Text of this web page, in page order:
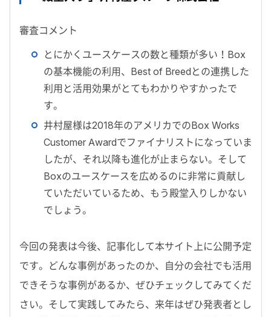
審査コメント
とにかくユースケースの数と種類が多い！Box
の基本機能の利用、Best of Breedとの連携した
利用と活用効果がとてもわかりやすかったで
す。
井村屋様は2018年のアメリカでのBox Works
Customer Awardでファイナリストになっていま
したが、それ以降も進化が止まらない。そして
Boxのユースケースを広めるのに非常に貢献し
ていただいているため、もう殿堂入りしかない
でしょう。
今回の発表は今後、記事化して本サイト上に公開予定
です。どんな事例があったのか、自分の会社でも活用
できそうな事例があるか、ぜひチェックしてみてくだ
さい。そして実践してみたら、来年はぜひ発表者とし